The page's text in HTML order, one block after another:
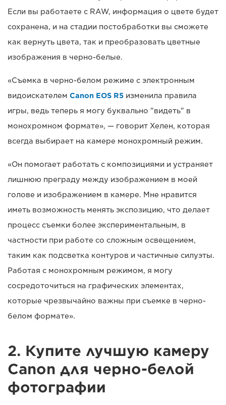
Если вы работаете с RAW, информация о цвете будет
сохранена, и на стадии постобработки вы сможете
как вернуть цвета, так и преобразовать цветные
изображения в черно-белые.
«Съемка в черно-белом режиме с электронным
видоискателем Canon EOS R5 изменила правила
игры, ведь теперь я могу буквально "видеть" в
монохромном формате», — говорит Хелен, которая
всегда выбирает на камере монохромный режим.
«Он помогает работать с композициями и устраняет
лишнюю преграду между изображением в моей
голове и изображением в камере. Мне нравится
иметь возможность менять экспозицию, что делает
процесс съемки более экспериментальным, в
частности при работе со сложным освещением,
таким как подсветка контуров и частичные силуэты.
Работая с монохромным режимом, я могу
сосредоточиться на графических элементах,
которые чрезвычайно важны при съемке в черно-
белом формате».
2. Купите лучшую камеру
Canon для черно-белой
фотографии